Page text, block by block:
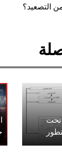
التصعيد؟
تحت